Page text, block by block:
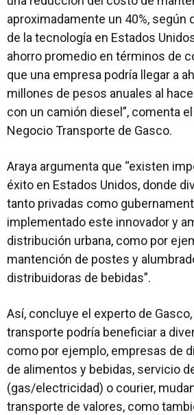
aproximadamente un 40%, según
de la tecnología en Estados
ahorro promedio en términos de
que una empresa podría llegar a
millones de pesos anuales al
con un camión diesel”, comenta
Negocio Transporte de Gasco.
Araya argumenta que “existen
éxito en Estados Unidos, donde
tanto privadas como
implementado este innovador y
distribución urbana, como por
mantención de postes y
distribuidoras de bebidas”.
Así, concluye el experto de
transporte podría beneficiar a
como por ejemplo, empresas de
de alimentos y bebidas, servicio
(gas/electricidad) o courier,
transporte de valores, como